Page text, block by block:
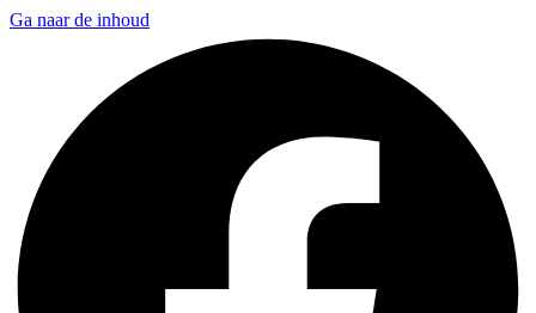
Ga naar de inhoud